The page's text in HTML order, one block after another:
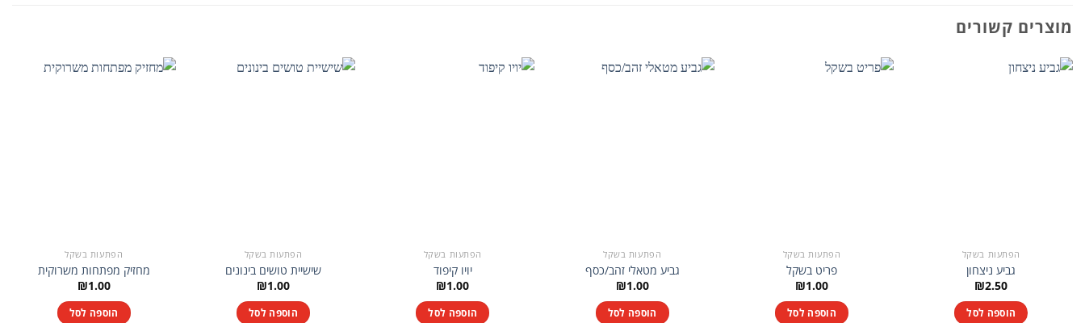
מוצרים קשורים
הפתעות בשקל
גביע ניצחון
₪2.50
הוספה לסל
הפתעות בשקל
פריט בשקל
₪1.00
הוספה לסל
הפתעות בשקל
גביע מטאלי זהב/כסף
₪1.00
הוספה לסל
הפתעות בשקל
יויו קיפוד
₪1.00
הוספה לסל
הפתעות בשקל
שישיית טושים בינונים
₪1.00
הוספה לסל
הפתעות בשקל
מחזיק מפתחות משרוקית
₪1.00
הוספה לסל